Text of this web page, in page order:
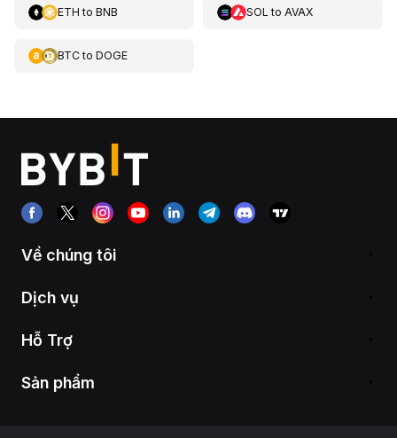
ETH to BNB SOL to AVAX
BTCto DOGE
Về chúng tôi
Dịch vụ
Hỗ Trợ
Sản phẩm